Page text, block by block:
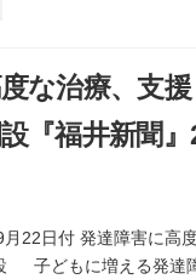
な治療、支
『福井新聞
月22日付 発達障害に
子どもに増える発達